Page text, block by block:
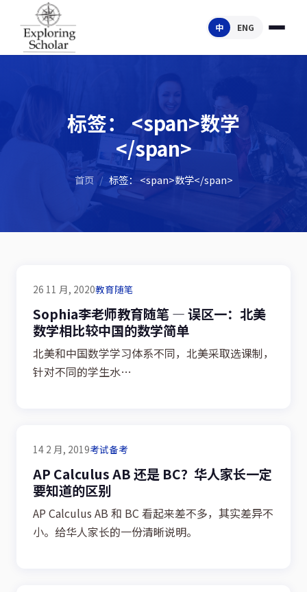
中 ENG
标签： <span>数学
</span>
首页 / 标签： <span>数学</span>
26 11 月, 2020教育随笔
Sophia李老师教育随笔 — 误区一：北美
数学相比较中国的数学简单
北美和中国数学学习体系不同，北美采取选课制，
针对不同的学生水…
14 2 月, 2019考试备考
AP Calculus AB 还是 BC？华人家长一定
要知道的区别
AP Calculus AB 和 BC 看起来差不多，其实差异不
小。给华人家长的一份清晰说明。